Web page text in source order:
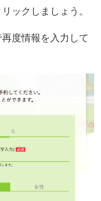
ックしましょう。
度情報を入力して